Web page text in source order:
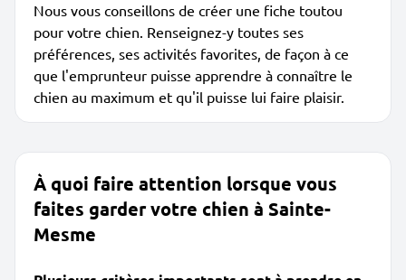
Nous vous conseillons de créer une fiche toutou
pour votre chien. Renseignez-y toutes ses
préférences, ses activités favorites, de façon à ce
que l'emprunteur puisse apprendre à connaître le
chien au maximum et qu'il puisse lui faire plaisir.
À quoi faire attention lorsque vous
faites garder votre chien à Sainte-
Mesme